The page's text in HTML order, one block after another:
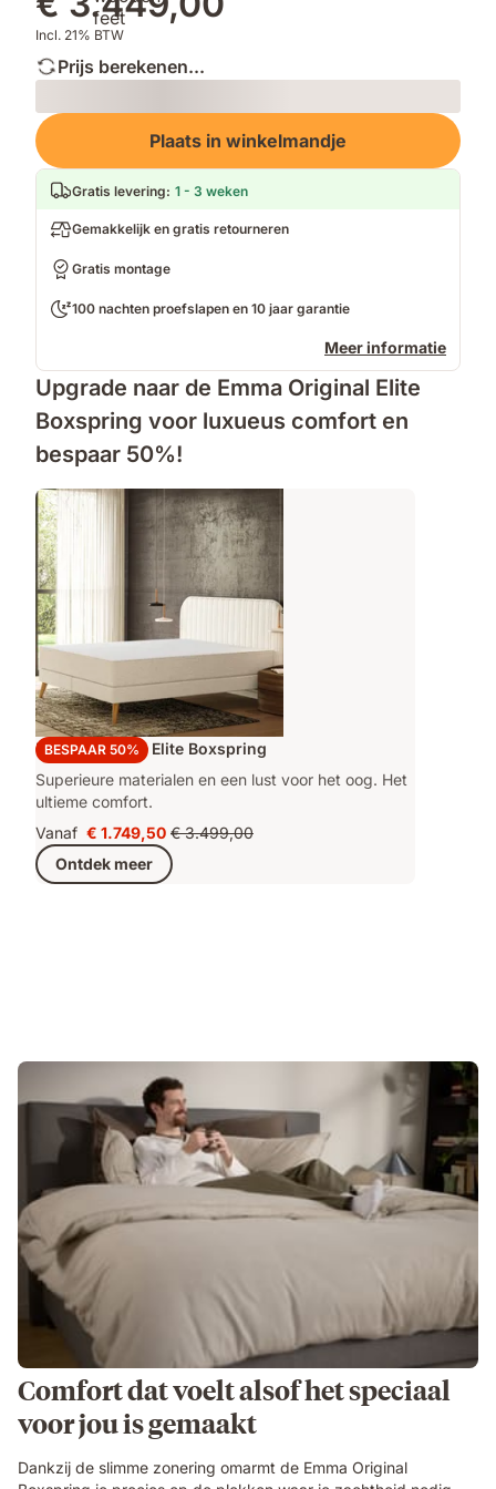
Incl. 21% BTW
Prijs berekenen...
Loading
Plaats in winkelmandje
Gratis levering: 1 - 3 weken
Gemakkelijk en gratis retourneren
Gratis montage
100 nachten proefslapen en 10 jaar garantie
Meer informatie
Upgrade naar de Emma Original Elite
Boxspring voor luxueus comfort en
bespaar 50%!
BESPAAR 50%
Emma Original Elite Boxspring
Superieure materialen en een lust voor het oog. Het
ultieme comfort.
Vanaf Prijs
€ 1.749,50
€ 1.749,50 Oorspronkelijke
prijs
€ 3.499,00
Ontdek meer
Comfort dat voelt alsof het speciaal
voor jou is gemaakt
Dankzij de slimme zonering omarmt de Emma Original